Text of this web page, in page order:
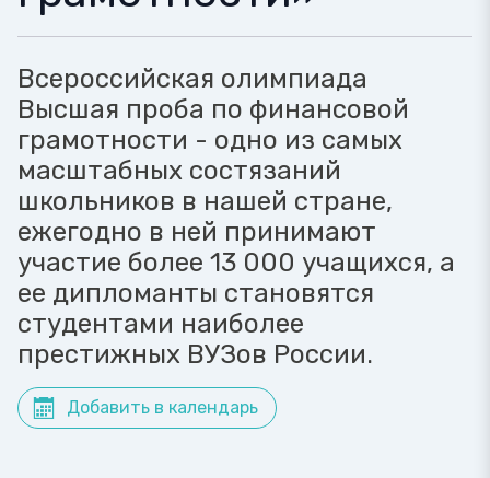
Всероссийская олимпиада
Высшая проба по финансовой
грамотности - одно из самых
масштабных состязаний
школьников в нашей стране,
ежегодно в ней принимают
участие более 13 000 учащихся, а
ее дипломанты становятся
студентами наиболее
престижных ВУЗов России.
Добавить в календарь